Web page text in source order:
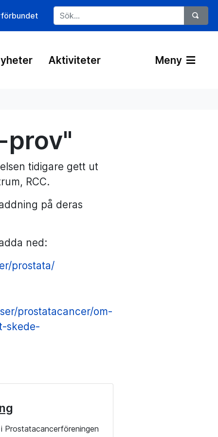
Aktiviteter Meny
prov"
tidigare gett ut
RCC.
på deras
ned:
prostata/
prostatacancer/om-
skede-
Prostatacancerföreningen